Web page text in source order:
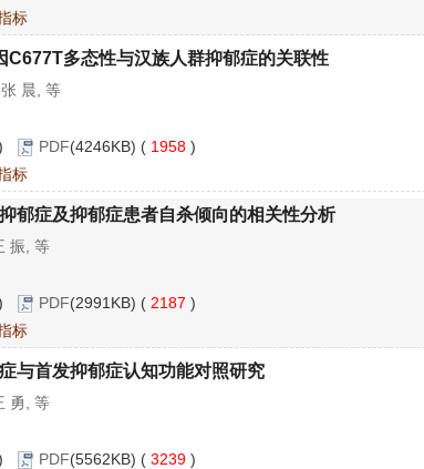
标
C677T多态性与汉族人群抑郁症的关联性
晨, 等
PDF(4246KB) ( 1958 )
标
郁症及抑郁症患者自杀倾向的相关性分析
振, 等
PDF(2991KB) ( 2187 )
标
与首发抑郁症认知功能对照研究
勇, 等
PDF(5562KB) ( 3239 )